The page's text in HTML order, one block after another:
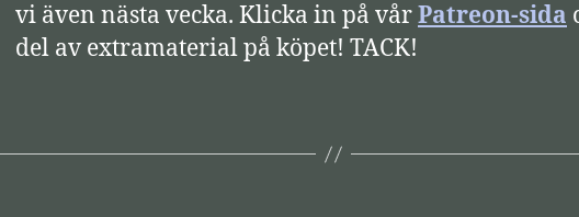
vi även nästa vecka. Klicka in på vårPatreon-sida
del av extramaterial på köpet! TACK!